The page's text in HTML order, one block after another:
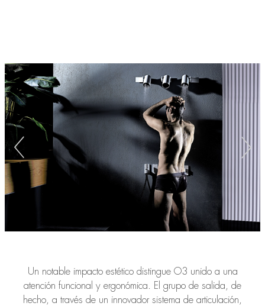
Un notable impacto estético distingue O3 unido a una
atención funcional y ergonómica. El grupo de salida, de
hecho, a través de un innovador sistema de articulación,